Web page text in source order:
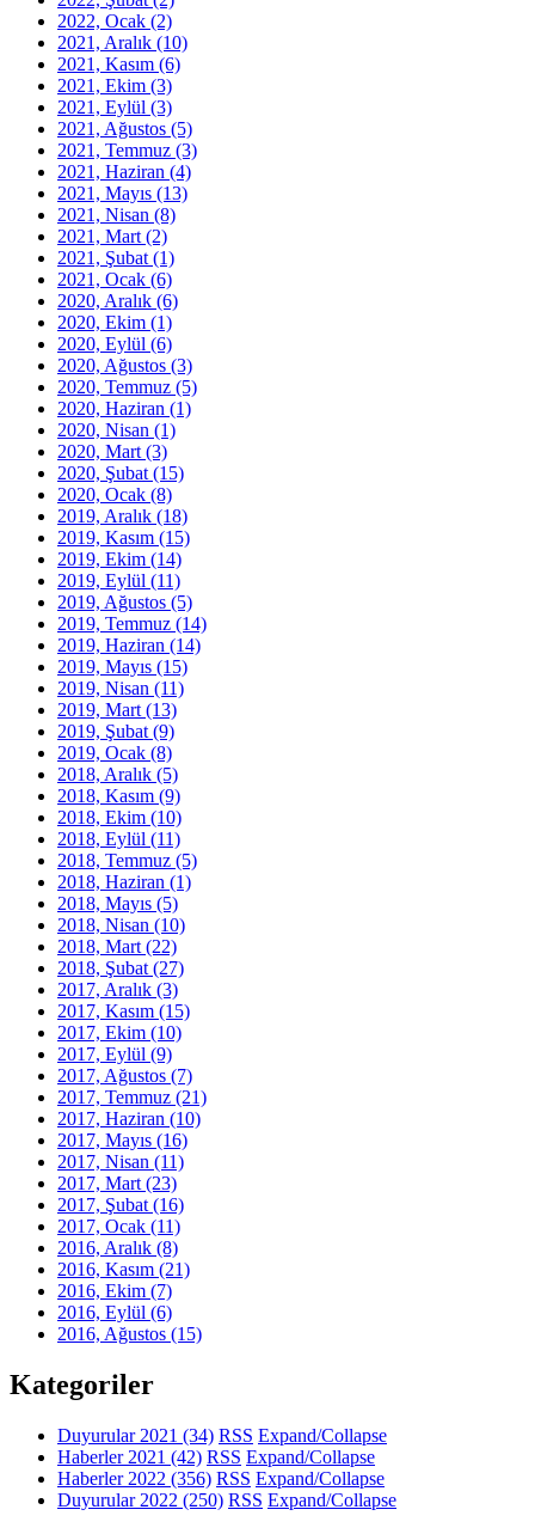
2022, Ocak (2)
2021, Aralık (10)
2021, Kasım (6)
2021, Ekim (3)
2021, Eylül (3)
2021, Ağustos (5)
2021, Temmuz (3)
2021, Haziran (4)
2021, Mayıs (13)
2021, Nisan (8)
2021, Mart (2)
2021, Şubat (1)
2021, Ocak (6)
2020, Aralık (6)
2020, Ekim (1)
2020, Eylül (6)
2020, Ağustos (3)
2020, Temmuz (5)
2020, Haziran (1)
2020, Nisan (1)
2020, Mart (3)
2020, Şubat (15)
2020, Ocak (8)
2019, Aralık (18)
2019, Kasım (15)
2019, Ekim (14)
2019, Eylül (11)
2019, Ağustos (5)
2019, Temmuz (14)
2019, Haziran (14)
2019, Mayıs (15)
2019, Nisan (11)
2019, Mart (13)
2019, Şubat (9)
2019, Ocak (8)
2018, Aralık (5)
2018, Kasım (9)
2018, Ekim (10)
2018, Eylül (11)
2018, Temmuz (5)
2018, Haziran (1)
2018, Mayıs (5)
2018, Nisan (10)
2018, Mart (22)
2018, Şubat (27)
2017, Aralık (3)
2017, Kasım (15)
2017, Ekim (10)
2017, Eylül (9)
2017, Ağustos (7)
2017, Temmuz (21)
2017, Haziran (10)
2017, Mayıs (16)
2017, Nisan (11)
2017, Mart (23)
2017, Şubat (16)
2017, Ocak (11)
2016, Aralık (8)
2016, Kasım (21)
2016, Ekim (7)
2016, Eylül (6)
2016, Ağustos (15)
Kategoriler
Duyurular 2021 (34) RSS Expand/Collapse
Haberler 2021 (42) RSS Expand/Collapse
Haberler 2022 (356) RSS Expand/Collapse
Duyurular 2022 (250) RSS Expand/Collapse